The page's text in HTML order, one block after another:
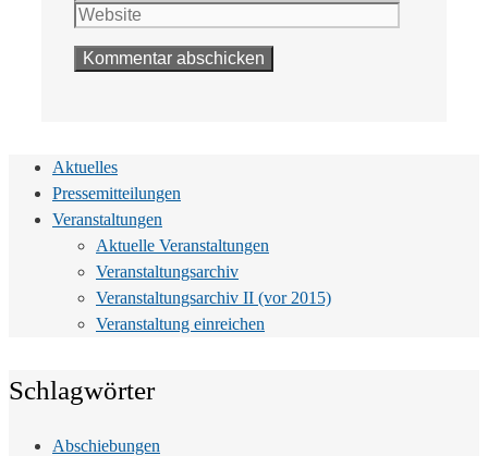
Aktuelles
Pressemitteilungen
Veranstaltungen
Aktuelle Veranstaltungen
Veranstaltungsarchiv
Veranstaltungsarchiv II (vor 2015)
Veranstaltung einreichen
Schlagwörter
Abschiebungen